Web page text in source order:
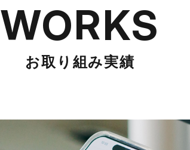
WORKS
お取り組み実績